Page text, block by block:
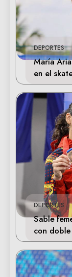
DEPORTES
María
en el
DEPORTES
Sable
con